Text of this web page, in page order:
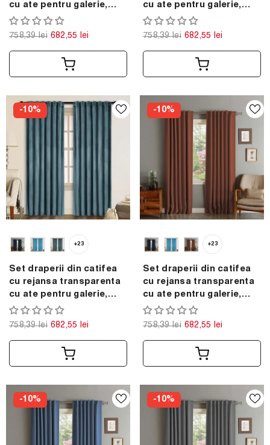
cu ate pentru galerie,
Madison, densitate 700
g/ml, Wood brown, 2 buc
758,39 lei 682,55 lei
cu ate pentru galerie,
Madison, densitate 700
g/ml, Very light purple, 2
758,39 lei 682,55 lei
-10%
+23
Set draperii din catifea
cu rejansa transparenta
cu ate pentru galerie,
Madison, densitate 700
g/ml, Stone, 2 buc
758,39 lei 682,55 lei
-10%
+23
Set draperii din catifea
cu rejansa transparenta
cu ate pentru galerie,
Madison, densitate 700
g/ml, Spice orange, 2 buc
758,39 lei 682,55 lei
-10% -10%